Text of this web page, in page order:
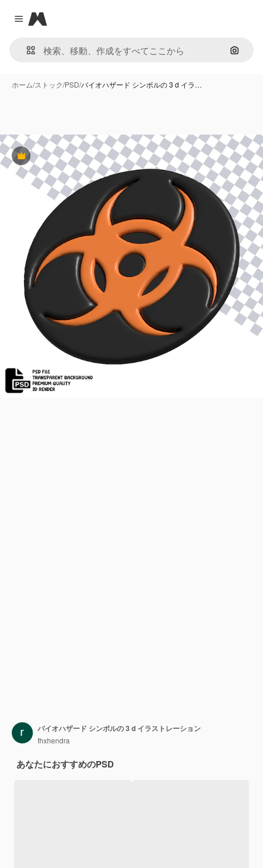
Close menu
Magnific
画像で
ホーム/ストック/PSD/バイオハザード シンボルの 3 d イラ…
Premium
バイオハザード シンボルの 3 d イラストレーション
fhxhendra
あなたにおすすめのPSD